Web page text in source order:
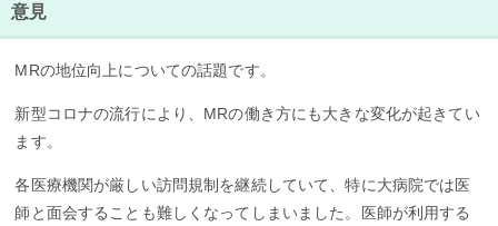
意見
MRの地位向上についての話題です。
新型コロナの流行により、MRの働き方にも大きな変化が起きてい
ます。
各医療機関が厳しい訪問規制を継続していて、特に大病院では医
師と面会することも難しくなってしまいました。医師が利用する